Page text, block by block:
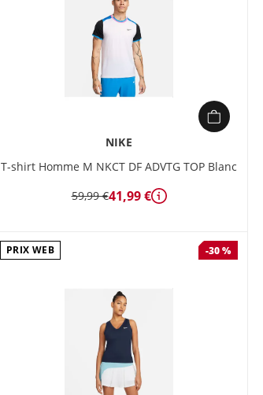
NIKE
T-shirt Homme M NKCT DF ADVTG TOP Blanc
59,99 €41,99 € Détails
PRIX WEB -30 %